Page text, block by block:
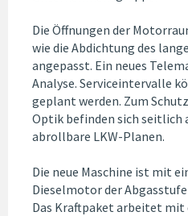
Die Öffnungen der
wie die Abdichtung des
angepasst. Ein neues
Analyse. Serviceintervalle
geplant werden. Zum
Optik befinden sich seitlich
abrollbare LKW-Planen.
Die neue Maschine ist mit
Dieselmotor der
Das Kraftpaket arbeitet mit